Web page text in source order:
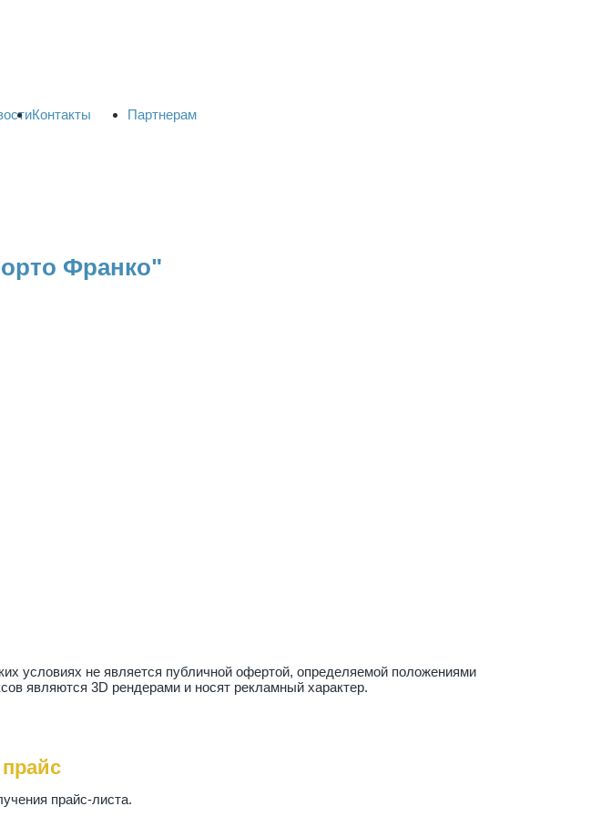
Контакты Партнерам
Франко"
условиях не является публичной офертой, определяемой положениями
являются 3D рендерами и носят рекламный характер.
прайс-листа.